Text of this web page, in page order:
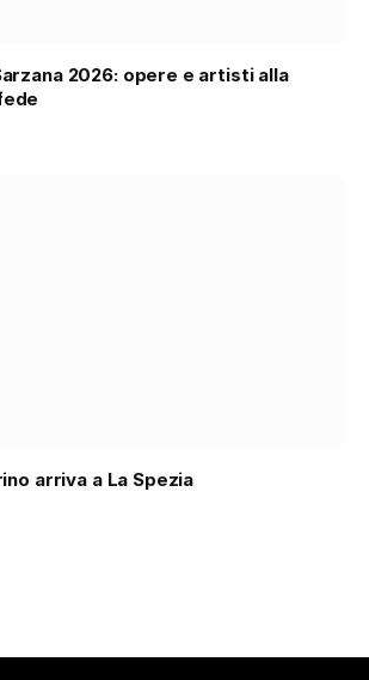
2026: opere e artisti alla
arriva a La Spezia